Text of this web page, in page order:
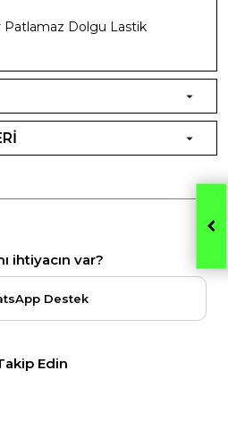
Patlamaz Dolgu Lastik
ihtiyacın var?
Destek
Edin